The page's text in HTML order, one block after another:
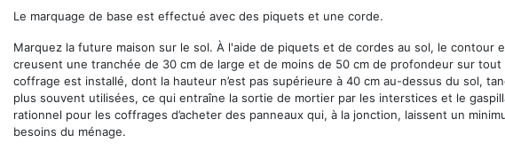
Le marquage de base est effectué avec des piquets et une corde.
Marquez la future maison sur le sol. À l'aide de piquets et de cordes au sol, le contour
creusent une tranchée de 30 cm de large et de moins de 50 cm de profondeur sur
coffrage est installé, dont la hauteur n’est pas supérieure à 40 cm au-dessus du sol,
plus souvent utilisées, ce qui entraîne la sortie de mortier par les interstices et le
rationnel pour les coffrages d’acheter des panneaux qui, à la jonction, laissent un
besoins du ménage.